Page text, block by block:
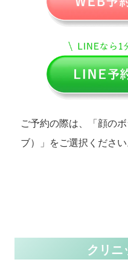
ご予約の際は、「顔の
ブ）」をご選択ください
クリニ